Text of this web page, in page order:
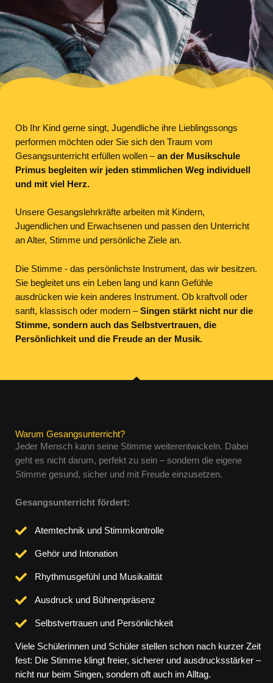
Ob Ihr Kind gerne singt, Jugendliche ihre Lieblingssongs
performen möchten oder Sie sich den Traum vom
Gesangsunterricht erfüllen wollen –an der Musikschule
Primus begleiten wir jeden stimmlichen Weg individuell
und mit viel Herz.
Unsere Gesangslehrkräfte arbeiten mit Kindern,
Jugendlichen und Erwachsenen und passen den Unterricht
an Alter, Stimme und persönliche Ziele an.
Die Stimme - das persönlichste Instrument, das wir besitzen.
Sie begleitet uns ein Leben lang und kann Gefühle
ausdrücken wie kein anderes Instrument. Ob kraftvoll oder
sanft, klassisch oder modern –Singen stärkt nicht nur die
Stimme, sondern auch das Selbstvertrauen, die
Persönlichkeit und die Freude an der Musik.
Warum Gesangsunterricht?
Jeder Mensch kann seine Stimme weiterentwickeln. Dabei
geht es nicht darum, perfekt zu sein – sondern die eigene
Stimme gesund, sicher und mit Freude einzusetzen.
Gesangsunterricht fördert:
Atemtechnik und Stimmkontrolle
Gehör und Intonation
Rhythmusgefühl und Musikalität
Ausdruck und Bühnenpräsenz
Selbstvertrauen und Persönlichkeit
Viele Schülerinnen und Schüler stellen schon nach kurzer Zeit
fest: Die Stimme klingt freier, sicherer und ausdrucksstärker –
nicht nur beim Singen, sondern oft auch im Alltag.